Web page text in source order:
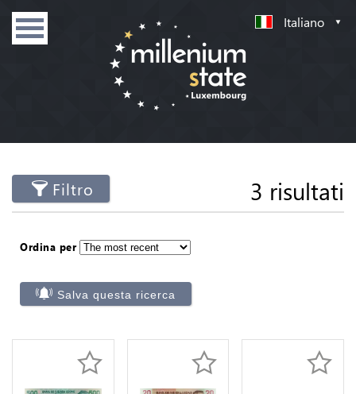
Italiano
Filtro 3 risultati
Ordina per
Salva questa ricerca